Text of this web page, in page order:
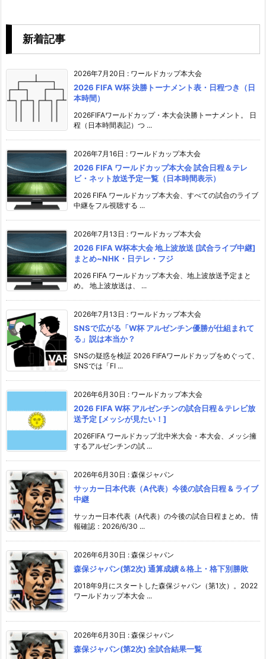
新着記事
2026年7月20日 : ワールドカップ本大会
2026 FIFA W杯 決勝トーナメント表・日程つき（日
本時間）
2026FIFAワールドカップ・本大会決勝トーナメント。 日
程（日本時間表記）つ ...
2026年7月16日 : ワールドカップ本大会
2026 FIFA ワールドカップ本大会 試合日程＆テレ
ビ・ネット放送予定一覧（日本時間表示）
2026 FIFA ワールドカップ本大会、すべての試合のライブ
中継をフル視聴する ...
2026年7月13日 : ワールドカップ本大会
2026 FIFA W杯本大会 地上波放送 [試合ライブ中継]
まとめ~NHK・日テレ・フジ
2026 FIFA ワールドカップ本大会、地上波放送予定まと
め。 地上波放送は、 ...
2026年7月13日 : ワールドカップ本大会
SNSで広がる「W杯 アルゼンチン優勝が仕組まれて
る」説は本当か？
SNSの疑惑を検証 2026 FIFAワールドカップをめぐって、
SNSでは「FI ...
2026年6月30日 : ワールドカップ本大会
2026 FIFA W杯 アルゼンチンの試合日程＆テレビ放
送予定 [メッシが見たい！]
2026FIFA ワールドカップ北中米大会・本大会、メッシ擁
するアルゼンチンの試 ...
2026年6月30日 : 森保ジャパン
サッカー日本代表（A代表）今後の試合日程 & ライブ
中継
サッカー日本代表（A代表）の今後の試合日程まとめ。 情
報確認：2026/6/30 ...
2026年6月30日 : 森保ジャパン
森保ジャパン(第2次) 通算成績＆格上・格下別勝敗
2018年9月にスタートした森保ジャパン（第1次）。2022
ワールドカップ本大会 ...
2026年6月30日 : 森保ジャパン
森保ジャパン(第2次) 全試合結果一覧